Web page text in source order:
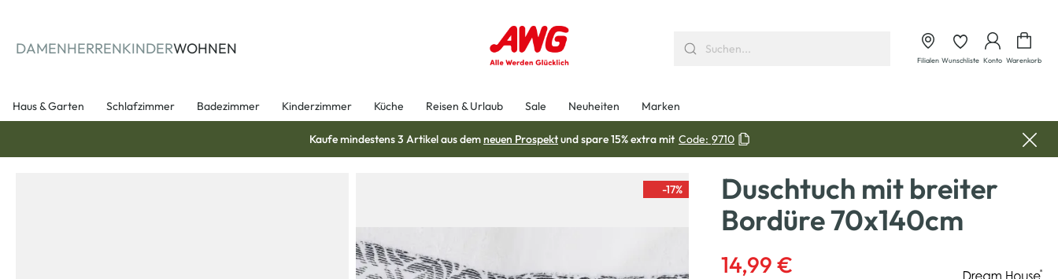
DAMENHERRENKINDERWOHNEN
Filialen Wunschliste Konto Warenkorb
Haus & Garten Schlafzimmer Badezimmer Kinderzimmer Küche Reisen & Urlaub Sale Neuheiten Marken
Kaufe mindestens 3 Artikel aus demneuen Prospektund spare 15% extra mit Code: 9710
-17%
Duschtuch mit breiter
Bordüre 70x140cm
14,99 €